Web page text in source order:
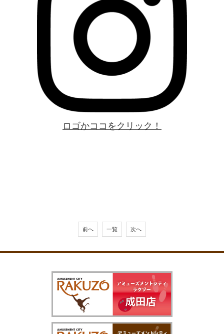
ロゴかココをクリック！
前へ 一覧 次へ